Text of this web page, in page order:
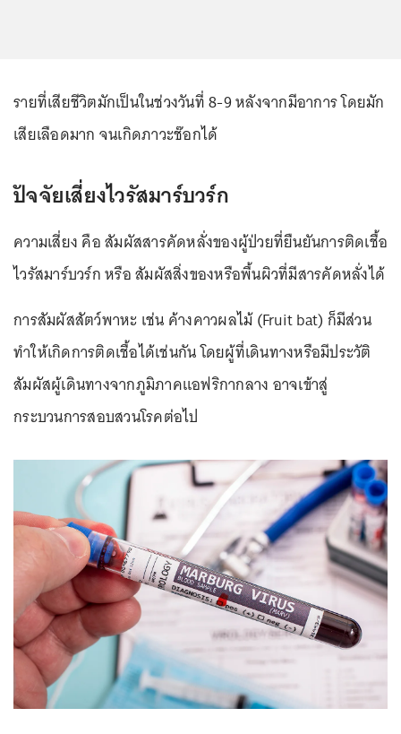
รายที่เสียชีวิตมักเป็นในช่วงวันที่ 8-9 หลังจากมีอาการ โดยมัก
เสียเลือดมาก จนเกิดภาวะช๊อกได้
ปัจจัยเสี่ยงไวรัสมาร์บวร์ก
ความเสี่ยง คือ สัมผัสสารคัดหลั่งของผู้ป่วยที่ยืนยันการติดเชื้อ
ไวรัสมาร์บวร์ก หรือ สัมผัสสิ่งของหรือพื้นผิวที่มีสารคัดหลั่งได้
การสัมผัสสัตว์พาหะ เช่น ค้างคาวผลไม้ (Fruit bat) ก็มีส่วน
ทำให้เกิดการติดเชื้อได้เช่นกัน โดยผู้ที่เดินทางหรือมีประวัติ
สัมผัสผู้เดินทางจากภูมิภาคแอฟริกากลาง อาจเข้าสู่
กระบวนการสอบสวนโรคต่อไป